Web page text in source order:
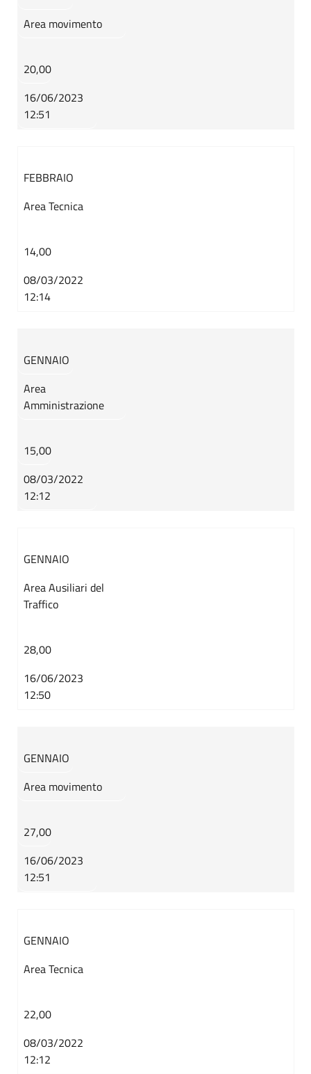
Area movimento
20,00
16/06/2023
12:51
FEBBRAIO
Area Tecnica
14,00
08/03/2022
12:14
GENNAIO
Area
Amministrazione
15,00
08/03/2022
12:12
GENNAIO
Area Ausiliari del
Traffico
28,00
16/06/2023
12:50
GENNAIO
Area movimento
27,00
16/06/2023
12:51
GENNAIO
Area Tecnica
22,00
08/03/2022
12:12